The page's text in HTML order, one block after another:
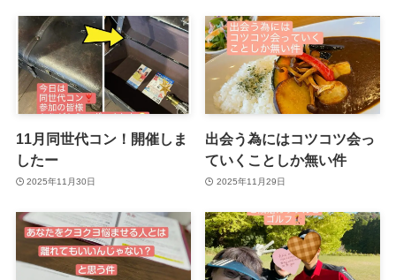
11月同世代コン！開催しま
したー
2025年11月30日
出会う為にはコツコツ会っ
ていくことしか無い件
2025年11月29日